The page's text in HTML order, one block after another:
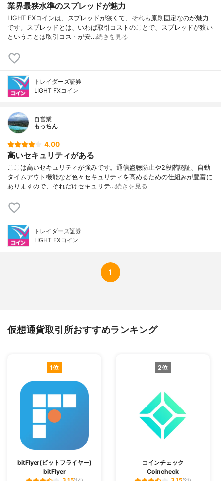
業界最狭水準のスプレッドが魅力
LIGHT FXコインは、スプレッドが狭くて、それも原則固定なのが魅力
です。スプレッドとは、いわば取引コストのことで、スプレッドが狭い
ということは取引コストが安…続きを見る
トレイダーズ証券
LIGHT FXコイン
自営業
もっちん
4.00
高いセキュリティがある
ここは高いセキュリティが強みです。通信盗聴防止や2段階認証、自動
タイムアウト機能など色々セキュリティを高めるための仕組みが豊富に
ありますので、それだけセキュリテ…続きを見る
トレイダーズ証券
LIGHT FXコイン
1
仮想通貨取引所おすすめランキング
1位
bitFlyer(ビットフライヤー)
bitFlyer
2位
コインチェック
Coincheck